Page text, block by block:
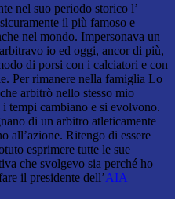
nel suo periodo storico l’
il più famoso e
nel mondo. Impersonava un
io ed oggi, ancor di più,
di porsi con i calciatori e con
Per rimanere nella famiglia Lo
arbitrò nello stesso mio
tempi cambiano e si evolvono.
di un arbitro atleticamente
all’azione. Ritengo di essere
esprimere tutte le sue
che svolgevo sia perché ho
il presidente dell’AIA